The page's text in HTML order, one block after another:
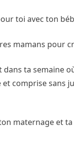
toi avec ton
mamans pour
ta semaine
comprise sans
maternage et